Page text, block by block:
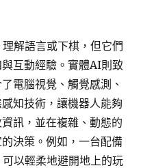
解語言或下棋，但它們
互動經驗。實體AI則致
電腦視覺、觸覺感測、
知技術，讓機器人能夠
訊，並在複雜、動態的
決策。例如，一台配備
以輕柔地避開地上的玩